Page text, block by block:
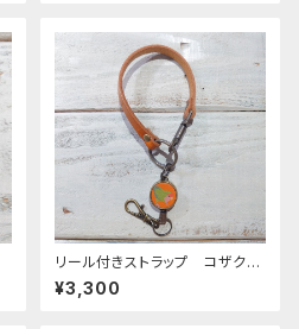
リール付きストラップ コザクラ
インコ ノーマル キャメル ×
キャメル こざくらいんこ
¥3,300